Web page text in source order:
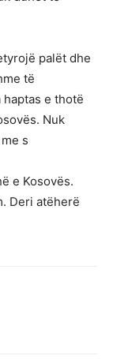
palët dhe
të
e thotë
Nuk
s
e Kosovës.
Deri atëherë